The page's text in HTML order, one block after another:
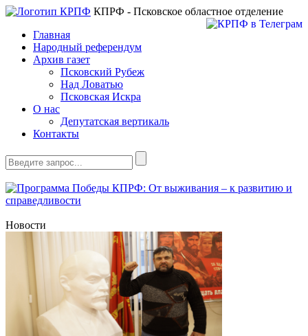
КПРФ - Псковское областное отделение
Главная
Народный референдум
Архив газет
Псковский Рубеж
Над Ловатью
Псковская Искра
О нас
Депутатская вертикаль
Контакты
Новости